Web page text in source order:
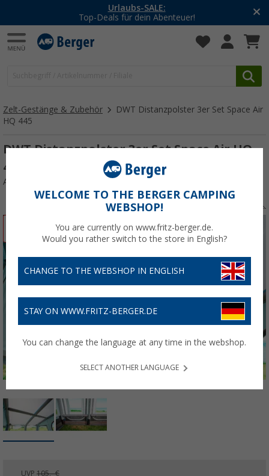
-20% auf Kleidung und Schuhe
Mit dem Aktionscode20SSV
Zelt-Gestänge & Zubehör
DWT Distanzpolster 3er Set Space Air
HQ 445
DWT Distanzpolster 3er Set Space Air HQ
445
Art.-Nr.: 776629
UVP 105,- €
WELCOME TO THE BERGER CAMPING
WEBSHOP!
You are currently on www.fritz-berger.de.
Would you rather switch to the store in English?
CHANGE TO THE WEBSHOP IN ENGLISH
STAY ON WWW.FRITZ-BERGER.DE
You can change the language at any time in the webshop.
SELECT ANOTHER LANGUAGE